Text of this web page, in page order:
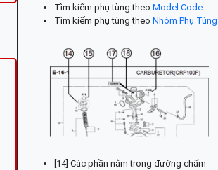
Tìm kiếm phụ tùng theo Model Code
Tìm kiếm phụ tùng theo Nhóm Phụ Tùng
[14] Các phần nằm trong đường chấm